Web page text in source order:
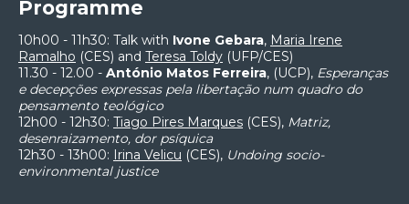
Programme
10h00 - 11h30: Talk with Ivone Gebara, Maria Irene
Ramalho (CES) and Teresa Toldy (UFP/CES)
11.30 - 12.00 - António Matos Ferreira, (UCP), Esperanças
e decepções expressas pela libertação num quadro do
pensamento teológico
12h00 - 12h30: Tiago Pires Marques (CES), Matriz,
desenraizamento, dor psíquica
12h30 - 13h00: Irina Velicu (CES), Undoing socio-
environmental justice